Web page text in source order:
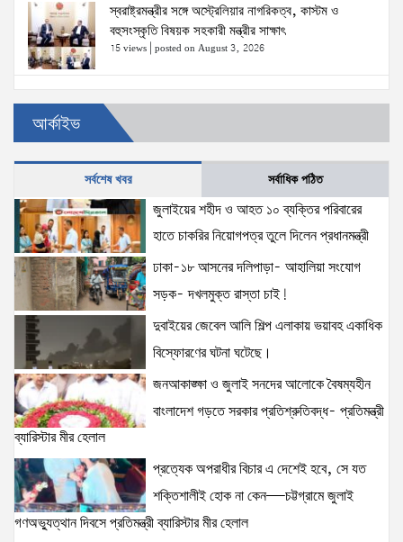
স্বরাষ্ট্রমন্ত্রীর সঙ্গে অস্ট্রেলিয়ার নাগরিকত্ব, কাস্টম ও
বহুসংস্কৃতি বিষয়ক সহকারী মন্ত্রীর সাক্ষাৎ
15 views posted on August 3, 2026
ঢাকা-১৮ আসনের দলিপাড়া- আহালিয়া সংযোগ সড়ক-
দখলমুক্ত রাস্তা চাই!
15 views|posted on August 6, 2026
জুলাইয়ের শহীদ ও আহত ১০ ব্যক্তির পরিবারের হাতে চাকরির
নিয়োগপত্র তুলে দিলেন প্রধানমন্ত্রী
15 views |posted on August 8, 2026
আইনশৃঙ্খলা পরিস্থিতি সম্পূর্ণ নিয়ন্ত্রণে রয়েছে: স্বরাষ্ট্রমন্ত্রী
12 views |posted on August 3, 2026
অহেতুক প্রকল্প নয়, পাহাড়িদের জীবনমান উন্নয়নে
বাস্তবভিত্তিক কার্যকর উদ্যোগ নেয়ার আহ্বান পার্বত্য
8 views|
আমরা মালিক নই, দেশের ১৮ কোটি জনগণের সেবক: ভূমি
প্রতিমন্ত্রী ব্যারিস্টার মীর হেলাল
আর্কাইভ
সর্বশেষ খবর সর্বাধিক পঠিত
জুলাইয়ের শহীদ ও আহত ১০ ব্যক্তির পরিবারের
হাতে চাকরির নিয়োগপত্র তুলে দিলেন প্রধানমন্ত্রী
ঢাকা-১৮ আসনের দলিপাড়া- আহালিয়া সংযোগ
সড়ক- দখলমুক্ত রাস্তা চাই!
দুবাইয়ের জেবেল আলি শিল্প এলাকায় ভয়াবহ একাধিক
বিস্ফোরণের ঘটনা ঘটেছে।
জনআকাঙ্ক্ষা ও জুলাই সনদের আলোকে বৈষম্যহীন
বাংলাদেশ গড়তে সরকার প্রতিশ্রুতিবদ্ধ- প্রতিমন্ত্রী
ব্যারিস্টার মীর হেলাল
প্রত্যেক অপরাধীর বিচার এ দেশেই হবে, সে যত
শক্তিশালীই হোক না কেন—চট্টগ্রামে জুলাই
গণঅভ্যুত্থান দিবসে প্রতিমন্ত্রী ব্যারিস্টার মীর হেলাল